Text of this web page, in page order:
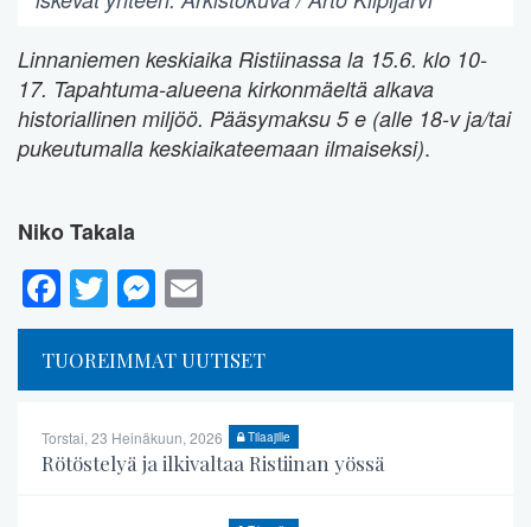
Linnaniemen keskiaika Ristiinassa la 15.6. klo 10-
17. Tapahtuma-alueena kirkonmäeltä alkava
historiallinen miljöö. Pääsymaksu 5 e (alle 18-v ja/tai
pukeutumalla keskiaikateemaan ilmaiseksi).
Niko Takala
Facebook
TwitterMessenger
TUOREIMMAT UUTISET
Torstai, 23 Heinäkuun, 2026 Tilaajille
Rötöstelyä ja ilkivaltaa Ristiinan yössä